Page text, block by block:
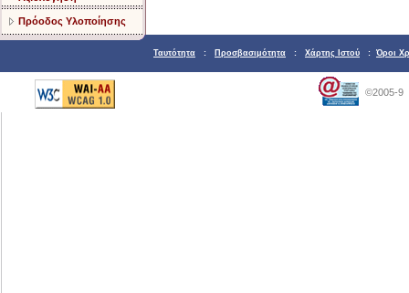
Πρόοδος Υλοποίησης
Ταυτότητα : Προσβασιμότητα : Χάρτης Ιστού : Όροι
©2005-9